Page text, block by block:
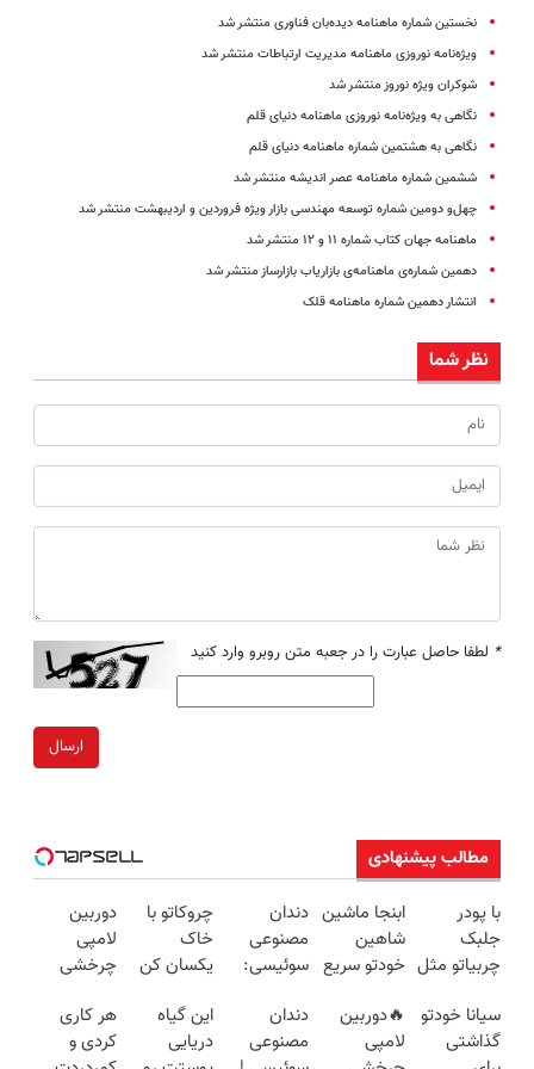
نخستین شماره ماهنامه دیده‌بان فناوری منتشر شد
ویژه‌نامه نوروزی ماهنامه مدیریت ارتباطات منتشر شد
شوکران ویژه نوروز منتشر شد
نگاهی به ویژه‌نامه نوروزی ماهنامه دنیای قلم
نگاهی به هشتمین شماره ماهنامه دنیای‌ قلم
ششمین شماره ماهنامه عصر اندیشه منتشر شد
چهل‌و دومین شماره توسعه مهندسی بازار ویژه فروردین و اردیبهشت منتشر شد
ماهنامه جهان کتاب شماره ۱۱ و ۱۲ منتشر شد
دهمین شماره‌ی ماهنامه‌ی بازاریاب بازارساز منتشر شد
انتشار دهمین شماره‌ ماهنامه‌ قلک
نظر شما
* لطفا حاصل عبارت را در جعبه متن روبرو وارد کنید
ارسال
مطالب پیشنهادی
با پودر
جلبک
چربیاتو مثل
کن(تخفیف
تا امشب)
ابنجا ماشین
شاهین
خودتو سریع
بفروش
دندان
مصنوعی
سوئیسی:
فناوری
اروپا، سبک
چروکاتو با
خاک
یکسان کن
خانگی+آسان+به
صرفه)
دوربین
لامپی
چرخشی
فقط امروز
حراج شد🔥
سیانا خودتو
گذاشتی
🔥دوربین
لامپی
دندان
مصنوعی
این گیاه
دریایی
هر کاری
کردی و